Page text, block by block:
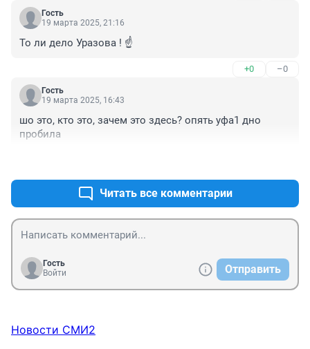
Гость
19 марта 2025, 21:16
То ли дело Уразова ! ☝️
+0 –0
Гость
19 марта 2025, 16:43
шо это, кто это, зачем это здесь? опять уфа1 дно
пробила
Читать все комментарии
Гость
Войти
Отправить
Новости СМИ2